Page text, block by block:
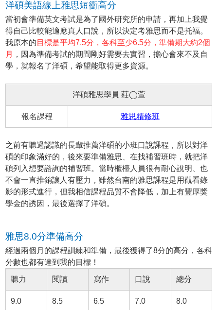
洋碩美語線上雅思短衝高分
當初會準備英文考試是為了國外研究所的申請，再加上我覺
得自己比較能適應真人口說，所以決定考雅思而不是托福。
我原本的 目標是平均7.5分，各科至少6.5分，準備期大約2個
月
，因為準備考試的期間剛好需要去實習，擔心會來不及自
學，就報名了洋碩，希望能取得更多資源。
洋碩雅思學員 莊◯萱
報名課程 雅思精修班
之前有聽過認識的長輩推薦洋碩的小班口說課程，所以對洋
碩的印象滿好的，後來要準備雅思、在找補習班時，就把洋
碩列入想要諮詢的補習班。當時櫃檯人員很有耐心說明、也
不會一直推銷讓人有壓力，雖然台南的雅思課程是用觀看錄
影的形式進行，但我相信課程品質不會降低，加上有豐厚獎
學金的誘因，最後選擇了洋碩。
雅思8.0分準備高分
經過兩個月的課程訓練和準備，最後獲得了8分的高分，各科
分數也都有達到我的目標！
聽力 閱讀 寫作 口說 總分
9.0 8.5 6.5 7.0 8.0